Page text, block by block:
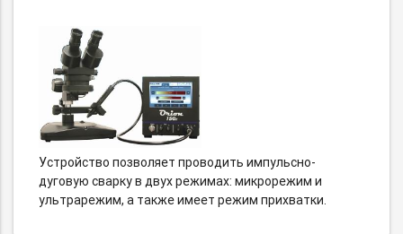
Устройство позволяет проводить импульсно-
дуговую сварку в двух режимах: микрорежим и
ультрарежим, а также имеет режим прихватки.